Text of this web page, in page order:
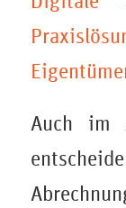
Auch im